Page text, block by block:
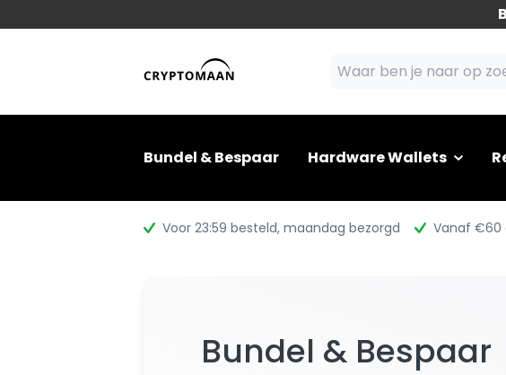
Bundel & Bespaar Hardware Wallets
Voor 23:59 besteld, maandag bezorgd Vanaf €60
Bundel & Bespaar